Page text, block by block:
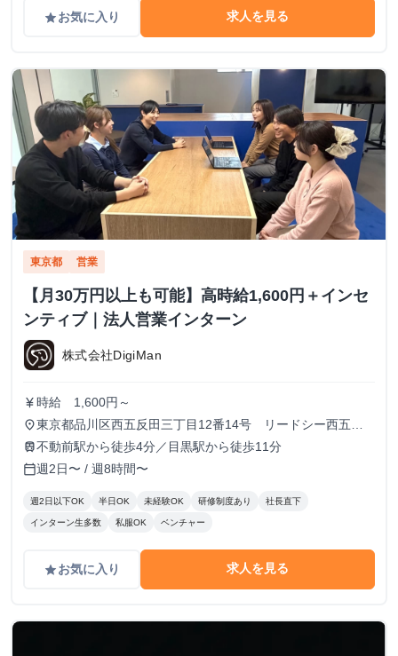
gradeお気に入り 求人を見る
東京都 営業
【月30万円以上も可能】高時給1,600円＋インセ
ンティブ｜法人営業インターン
株式会社DigiMan
currency_yen 時給 1,600円～
place東京都品川区西五反田三丁目12番14号 リードシー西五反
田ビル7-8階（受付8階）
train不動前駅から徒歩4分／目黒駅から徒歩11分
calendar_today週2日〜 / 週8時間〜
週2日以下OK 半日OK 未経験OK 研修制度あり 社長直下
インターン生多数 私服OK ベンチャー
gradeお気に入り 求人を見る